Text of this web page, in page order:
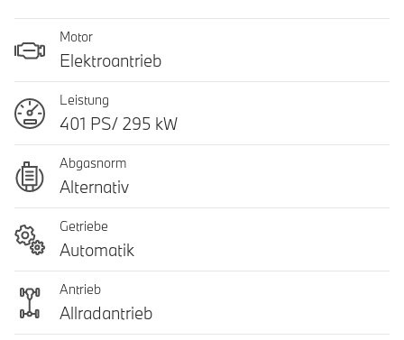
Motor
Elektroantrieb
Leistung
401 PS/ 295 kW
Abgasnorm
Alternativ
Getriebe
Automatik
Antrieb
Allradantrieb